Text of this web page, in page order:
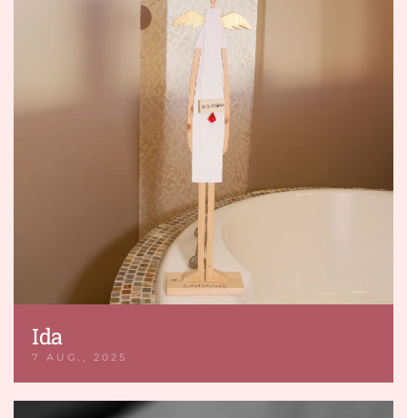
Ida
7 AUG., 2025